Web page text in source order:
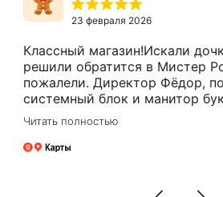
23 февраля 2026
Классный магазин!Искали
решили обратится в Мистер
пожалели. Директор Фёдор,
системный блок и манитор
15.Цены адекватные, за расчёт
делают.Спасибо Вам Фёдор, и
бизнесе!
Читать полностью